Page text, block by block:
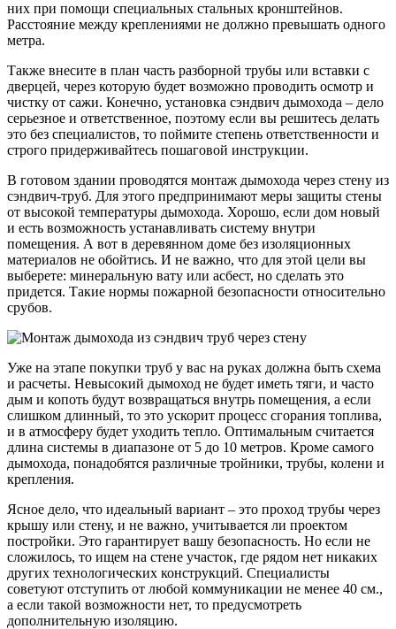
них при помощи специальных стальных кронштейнов.
Расстояние между креплениями не должно превышать одного
метра.
Также внесите в план часть разборной трубы или вставки с
дверцей, через которую будет возможно проводить осмотр и
чистку от сажи. Конечно, установка сэндвич дымохода – дело
серьезное и ответственное, поэтому если вы решитесь делать
это без специалистов, то поймите степень ответственности и
строго придерживайтесь пошаговой инструкции.
В готовом здании проводятся монтаж дымохода через стену из
сэндвич-труб. Для этого предпринимают меры защиты стены
от высокой температуры дымохода. Хорошо, если дом новый
и есть возможность устанавливать систему внутри
помещения. А вот в деревянном доме без изоляционных
материалов не обойтись. И не важно, что для этой цели вы
выберете: минеральную вату или асбест, но сделать это
придется. Такие нормы пожарной безопасности относительно
срубов.
Уже на этапе покупки труб у вас на руках должна быть схема
и расчеты. Невысокий дымоход не будет иметь тяги, и часто
дым и копоть будут возвращаться внутрь помещения, а если
слишком длинный, то это ускорит процесс сгорания топлива,
и в атмосферу будет уходить тепло. Оптимальным считается
длина системы в диапазоне от 5 до 10 метров. Кроме самого
дымохода, понадобятся различные тройники, трубы, колени и
крепления.
Ясное дело, что идеальный вариант – это проход трубы через
крышу или стену, и не важно, учитывается ли проектом
постройки. Это гарантирует вашу безопасность. Но если не
сложилось, то ищем на стене участок, где рядом нет никаких
других технологических конструкций. Специалисты
советуют отступить от любой коммуникации не менее 40 см.,
а если такой возможности нет, то предусмотреть
дополнительную изоляцию.